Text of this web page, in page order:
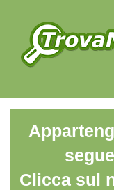
Clicca sul